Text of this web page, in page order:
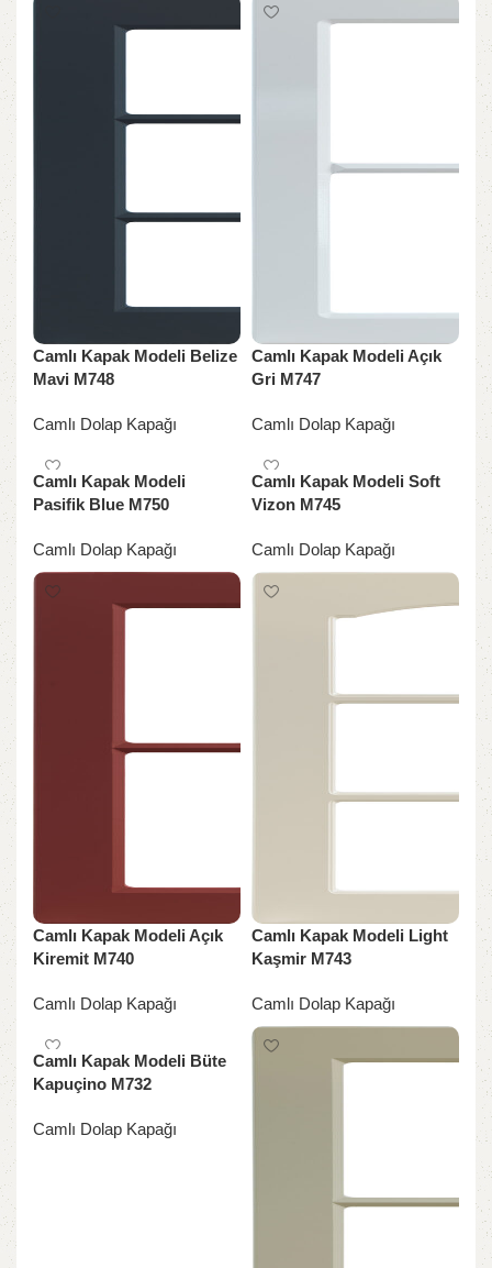
Camlı Kapak Modeli Belize
Mavi M748
Camlı Dolap Kapağı
Camlı Kapak Modeli Açık
Gri M747
Camlı Dolap Kapağı
Camlı Kapak Modeli
Pasifik Blue M750
Camlı Dolap Kapağı
Camlı Kapak Modeli Soft
Vizon M745
Camlı Dolap Kapağı
Camlı Kapak Modeli Açık
Kiremit M740
Camlı Dolap Kapağı
Camlı Kapak Modeli Light
Kaşmir M743
Camlı Dolap Kapağı
Camlı Kapak Modeli Büte
Kapuçino M732
Camlı Dolap Kapağı